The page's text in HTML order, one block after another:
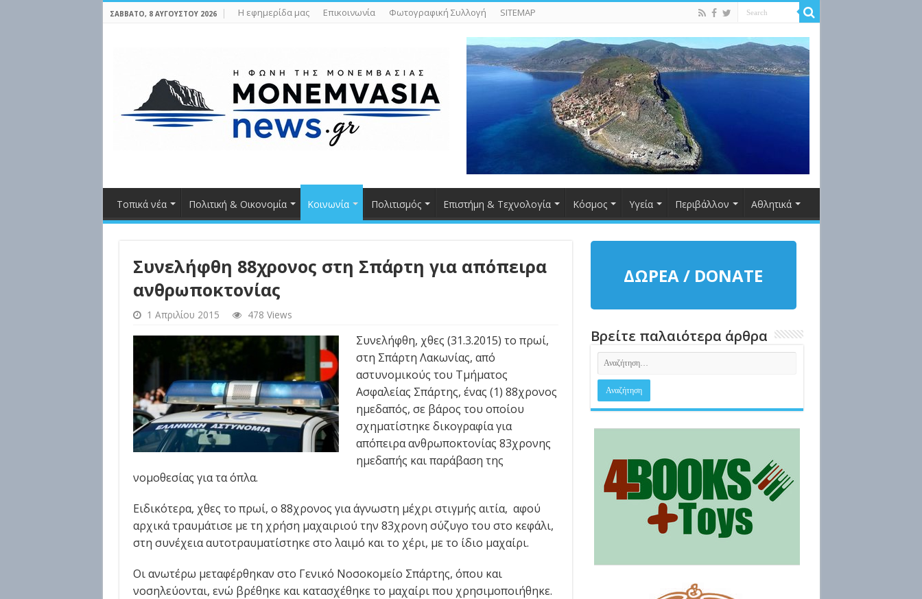
ΣΆΒΒΑΤΟ, 8 ΑΥΓΟΎΣΤΟΥ 2026 Η εφημερίδα μας Επικοινωνία Φωτογραφική Συλλογή SITEMAP
Τοπικά νέα Πολιτική & Οικονομία Κοινωνία Πολιτισμός Επιστήμη & Τεχνολογία Κόσμος Υγεία Περιβάλλον Αθλητικά
Συνελήφθη 88χρονος στη Σπάρτη για απόπειρα
ανθρωποκτονίας
1 Απριλίου 2015 478 Views
Συνελήφθη, χθες (31.3.2015) το πρωί,
στη Σπάρτη Λακωνίας, από
αστυνομικούς του Τμήματος
Ασφαλείας Σπάρτης, ένας (1) 88χρονος
ημεδαπός, σε βάρος του οποίου
σχηματίστηκε δικογραφία για
απόπειρα ανθρωποκτονίας 83χρονης
ημεδαπής και παράβαση της
νομοθεσίας για τα όπλα.
Ειδικότερα, χθες το πρωί, ο 88χρονος για άγνωστη μέχρι στιγμής αιτία, αφού
αρχικά τραυμάτισε με τη χρήση μαχαιριού την 83χρονη σύζυγο του στο κεφάλι,
στη συνέχεια αυτοτραυματίστηκε στο λαιμό και το χέρι, με το ίδιο μαχαίρι.
Οι ανωτέρω μεταφέρθηκαν στο Γενικό Νοσοκομείο Σπάρτης, όπου και
νοσηλεύονται, ενώ βρέθηκε και κατασχέθηκε το μαχαίρι που χρησιμοποιήθηκε.
ΔΩΡΕΑ / DONATE
Βρείτε παλαιότερα άρθρα